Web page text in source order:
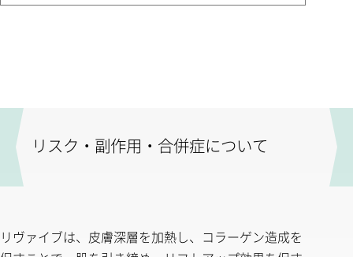
リスク・副作用・合併症について
リヴァイブは、皮膚深層を加熱し、コラーゲン造成を